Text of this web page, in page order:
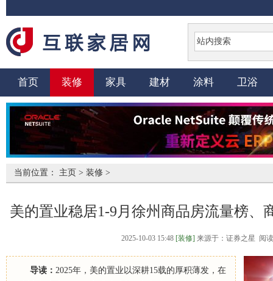
首页 装修 家具 建材 涂料 卫浴
当前位置： 主页 > 装修 >
美的置业稳居1-9月徐州商品房流量榜、
2025-10-03 15:48 [装修] 来源于：证券之星 阅
导读： 2025年，美的置业以深耕15载的厚积薄发，在